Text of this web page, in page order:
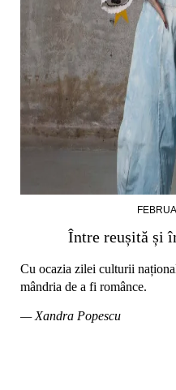
Între reușită și
Cu ocazia zilei culturii
mândria de a fi românce.
— Xandra Popescu